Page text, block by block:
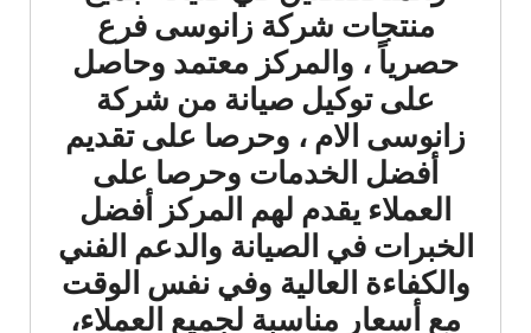
منتجات شركة زانوسى فرع
حصرياً ، والمركز معتمد وحاصل
على توكيل صيانة من شركة
زانوسى الام ، وحرصا على تقديم
أفضل الخدمات وحرصا على
العملاء يقدم لهم المركز أفضل
الخبرات في الصيانة والدعم الفني
والكفاءة العالية وفي نفس الوقت
مع أسعار مناسبة لجميع العملاء،